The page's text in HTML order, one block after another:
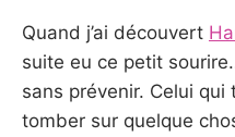
Quand j’ai découvert
suite eu ce petit
sans prévenir. Celui
tomber sur quelque